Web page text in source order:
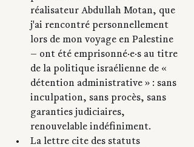
réalisateur Abdullah Motan, que
j'ai rencontré personnellement
lors de mon voyage en Palestine
— ont été emprisonné·e·s au titre
de la politique israélienne de «
détention administrative » : sans
inculpation, sans procès, sans
garanties judiciaires,
renouvelable indéfiniment.
La lettre cite des statuts